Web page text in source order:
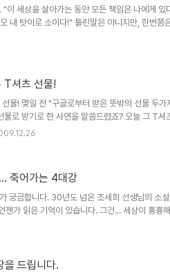
의 거울과 진실의 눈 글의 주제와 알..
이 세상을 살아가는 동안 모든 책임은 나에게 있
내 탓이로 소이다!" 틀린말은 아니지만, 한번쯤
故 김수환 추기경님의 내 탓이오 캠페인 활동
며 모든 조건을 지닌자들의 이루기 쉬운 성취들
겹게 올라온 성공한? 소수의 민초들을 옭아매는
T셔츠 선물!
물! 몇일 전 "구글로부터 받은 뜻밖의 선물 두가
로 받기로 한 사연을 말씀드렸죠? 오늘 그 T셔
은 정말 센스가 있는... 그래서 사용자로부터 자연
뮤티케이션을 하고 연결고리를 만들어 연쇄적
명 유심히 살펴볼 필요가 있다고 생각합니다. 이
죽어가는 4대강
궁금합니다. 30년도 넘은 조세희 선생님의 소설
젠가 읽은 기억이 있습니다. 그건... 세상이 흉흉
그렇게 보이지 않는 곳에서 그 힘이 알아 듣지
적인 사람과 자연, 그 세상을 향하고 있다는 사실..
을 드립니다.